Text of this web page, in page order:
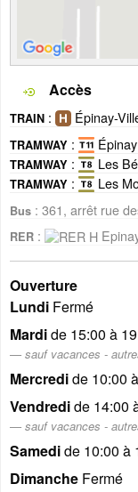
Accès
TRAIN : Épinay-
TRAMWAY :
TRAMWAY : Les
TRAMWAY : Les
Bus : 361, arrêt rue
RER :
Ouverture
Lundi Fermé
Mardide 15:00 à
sauf vacances -
Mercredide 10:00
Vendredide 14:00
sauf vacances -
Samedide 10:00 à
Dimanche Fermé